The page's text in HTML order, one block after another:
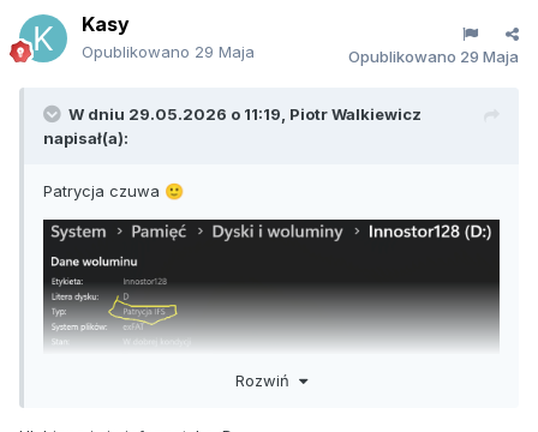
Kasy
Opublikowano 29 Maja Opublikowano 29 Maja
W dniu 29.05.2026 o 11:19, Piotr Walkiewicz
napisał(a):
Patrycja czuwa 🙂
Rozwiń